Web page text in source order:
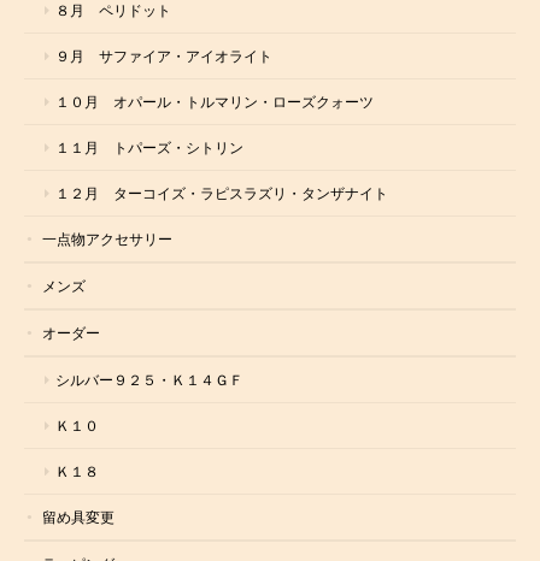
８月 ペリドット
９月 サファイア・アイオライト
１０月 オパール・トルマリン・ローズクォーツ
１１月 トパーズ・シトリン
１２月 ターコイズ・ラピスラズリ・タンザナイト
一点物アクセサリー
メンズ
オーダー
シルバー９２５・Ｋ１４ＧＦ
Ｋ１０
Ｋ１８
留め具変更